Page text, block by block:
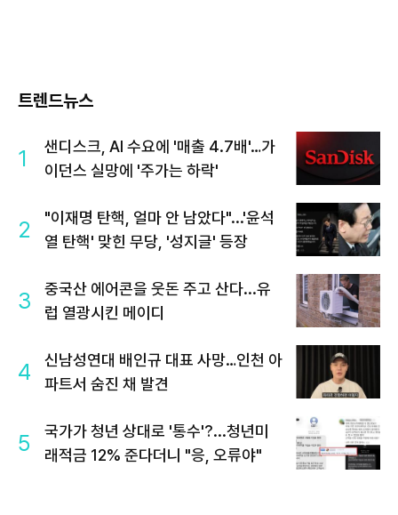
트렌드뉴스
1
샌디스크, AI 수요에 '매출 4.7배'…가
이던스 실망에 '주가는 하락'
2
"이재명 탄핵, 얼마 안 남았다"...'윤석
열 탄핵' 맞힌 무당, '성지글' 등장
3
중국산 에어콘을 웃돈 주고 산다...유
럽 열광시킨 메이디
4
신남성연대 배인규 대표 사망…인천 아
파트서 숨진 채 발견
5
국가가 청년 상대로 '통수'?...청년미
래적금 12% 준다더니 "응, 오류야"